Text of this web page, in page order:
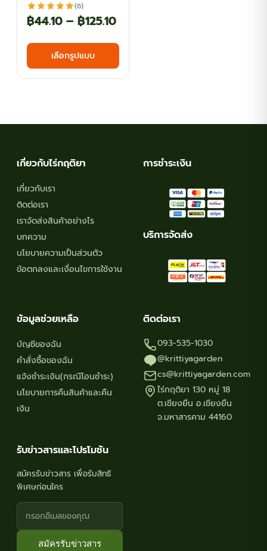
(6)
฿44.10 – ฿125.10Price
range:
through
เลือกรูปแบบ
This
has
The
product
เกี่ยวกับไร่กฤติยา
เกี่ยวกับเรา
ติดต่อเรา
เราจัดส่งสินค้าอย่างไร
บทความ
นโยบายความเป็นส่วนตัว
ข้อตกลงและเงื่อนไขการใช้งาน
การชำระเงิน
บริการจัดส่ง
ข้อมูลช่วยเหลือ
บัญชีของฉัน
คำสั่งซื้อของฉัน
แจ้งชำระเงิน(กรณีโอนชำระ)
นโยบายการคืนสินค้าและคืน
เงิน
ติดต่อเรา
093-535-1030
@krittiyagarden
cs@krittiyagarden.com
ไร่กฤติยา 130 หมู่ 18
ต.เชียงยืน อ.เชียงยืน
จ.มหาสารคาม 44160
รับข่าวสารและโปรโมชัน
สมัครรับข่าวสาร เพื่อรับสิทธิ
พิเศษก่อนใคร
สมัครรับข่าวสาร